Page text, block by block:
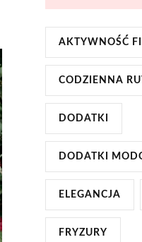
AKTYWNOŚĆ
CODZIENNA
DODATKI
DODATKI
ELEGANCJA
FRYZURY